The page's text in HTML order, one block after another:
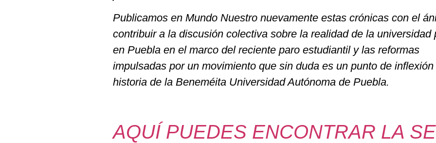
Publicamos en Mundo Nuestro nuevamente estas crónicas con el
contribuir a la discusión colectiva sobre la realidad de la universidad
en Puebla en el marco del reciente paro estudiantil y las reformas
impulsadas por un movimiento que sin duda es un punto de
historia de la Beneméita Universidad Autónoma de Puebla.
AQUÍ PUEDES ENCONTRAR LA